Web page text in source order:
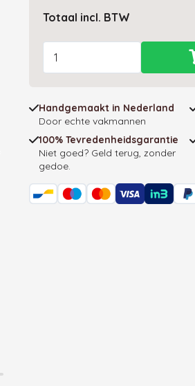
Totaal incl. BTW
Handgemaakt in Nederland
Door echte vakmannen
100% Tevredenheidsgarantie
Niet goed? Geld terug, zonder
gedoe.